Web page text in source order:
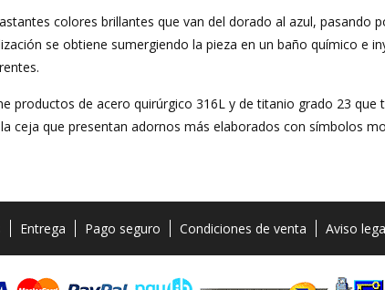
colores brillantes que van del dorado al azul, pasando
se obtiene sumergiendo la pieza en un baño químico e
productos de acero quirúrgico 316L y de titanio grado 23 que
ceja que presentan adornos más elaborados con símbolos
Entrega Pago seguro Condiciones de venta Aviso